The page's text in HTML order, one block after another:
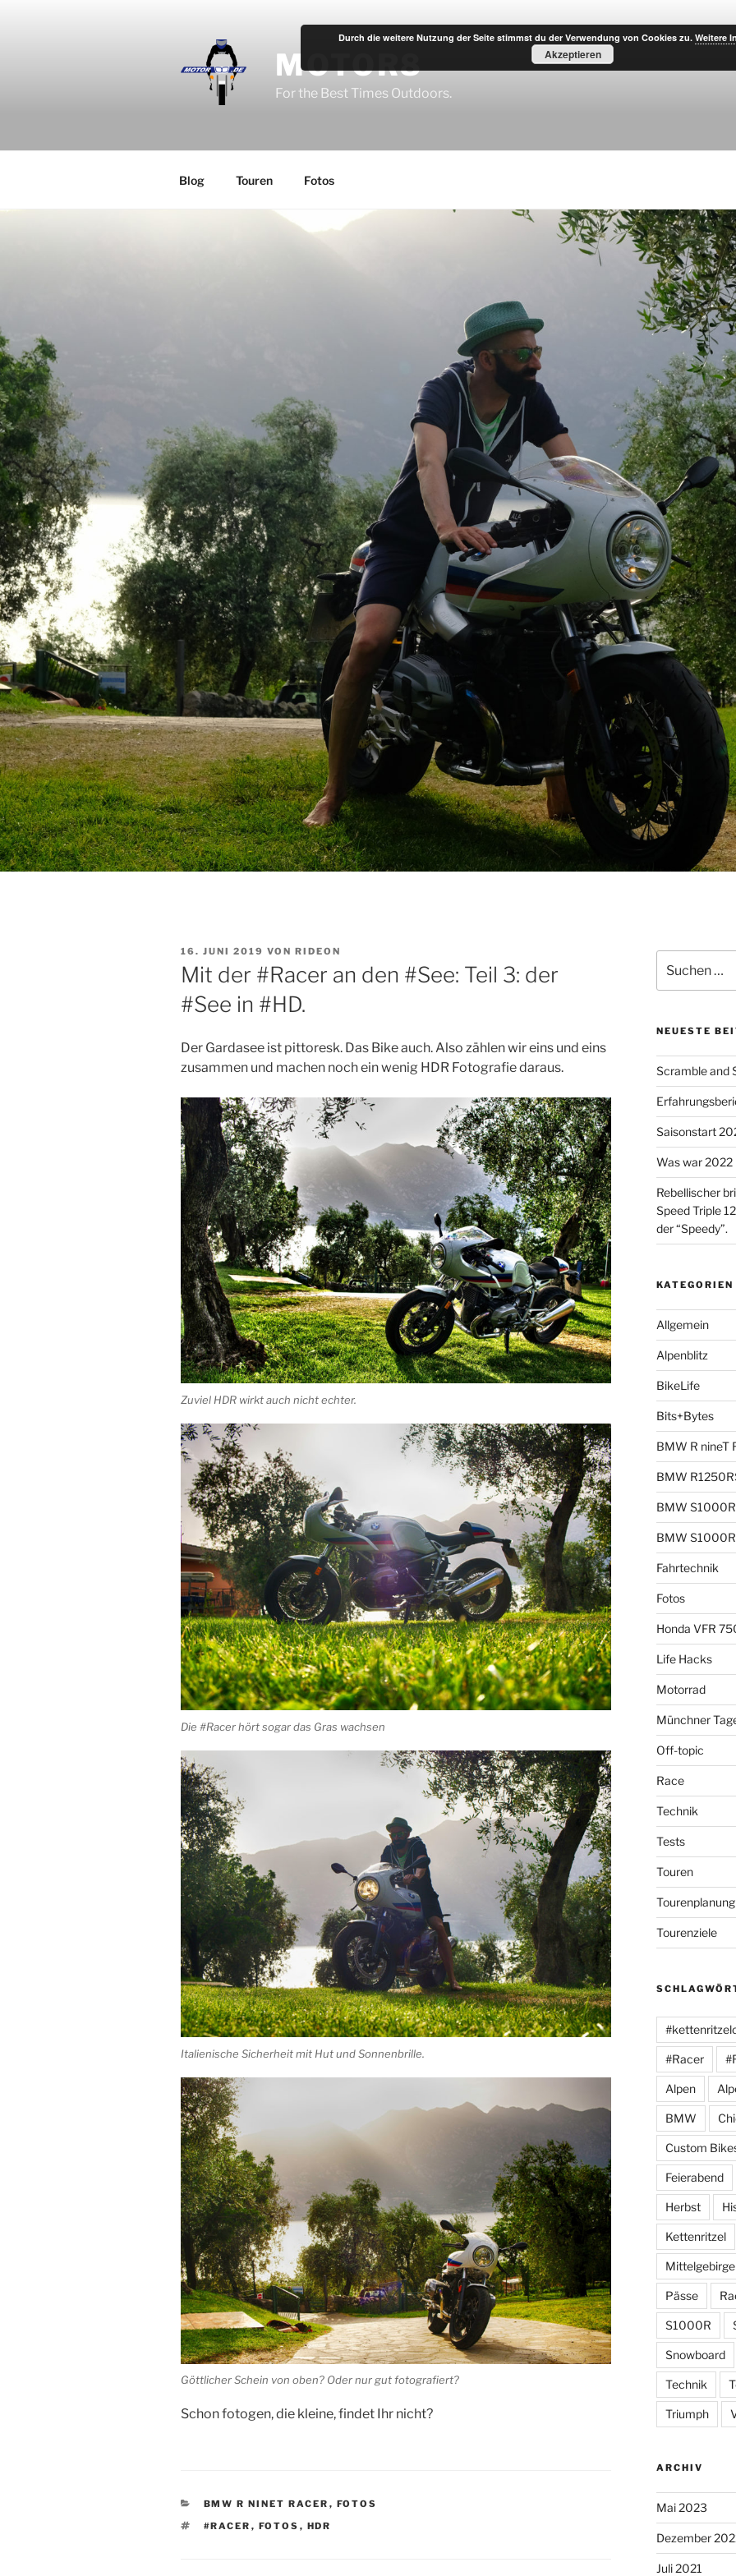
MOTOR8
For the Best Times Outdoors.
Blog Touren Fotos
VERÖFFENTLICHT
AM
16. JUNI 2019 VON RIDEON
Mit der #Racer an den #See: Teil 3: der
#See in #HD.
Der Gardasee ist pittoresk. Das Bike auch. Also zählen wir eins und eins
zusammen und machen noch ein wenig HDR Fotografie daraus.
Zuviel HDR wirkt auch nicht echter.
Die #Racer hört sogar das Gras wachsen
Italienische Sicherheit mit Hut und Sonnenbrille.
Göttlicher Schein von oben? Oder nur gut fotografiert?
Schon fotogen, die kleine, findet Ihr nicht?
KATEGORIEN
BMW R NINET RACER , FOTOS
SCHLAGWÖRTER
#RACER , FOTOS , HDR
nach:
NEUESTE
Scramble and
Saisonstart
Was war 2022
Rebellischer
Speed Triple
der “Speedy”.
KATEGORIEN
Allgemein
Alpenblitz
BikeLife
Bits+Bytes
BMW R nineT
BMW
BMW S1000R
BMW
Fahrtechnik
Fotos
Honda VFR
Life Hacks
Motorrad
Münchner
Off-topic
Race
Technik
Tests
Touren
Tourenplanung
Tourenziele
#Racer
Alpen
BMW
Custom
Feierabend
Herbst
Kettenritzel
Mittelgebirge
Pässe
S1000R
Snowboard
Technik
Triumph
ARCHIV
Mai 2023
Dezember
Juli 2021
Durch die weitere Nutzung der Seite stimmst du der Verwendung von Cookies zu. Weitere
Akzeptieren